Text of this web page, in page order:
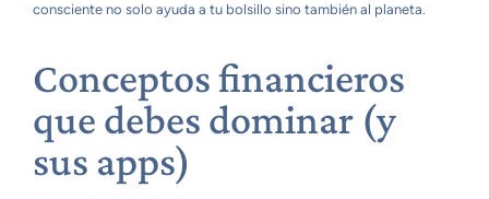
consciente no solo ayuda a tu bolsillo sino también al planeta.
Conceptos financieros
que debes dominar (y
sus apps)